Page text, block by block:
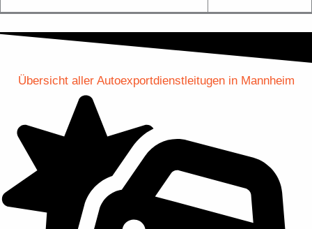
Übersicht aller Autoexportdienstleitugen in Mannheim